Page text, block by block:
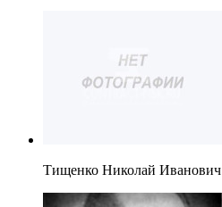
Тищенко Николай Иванович